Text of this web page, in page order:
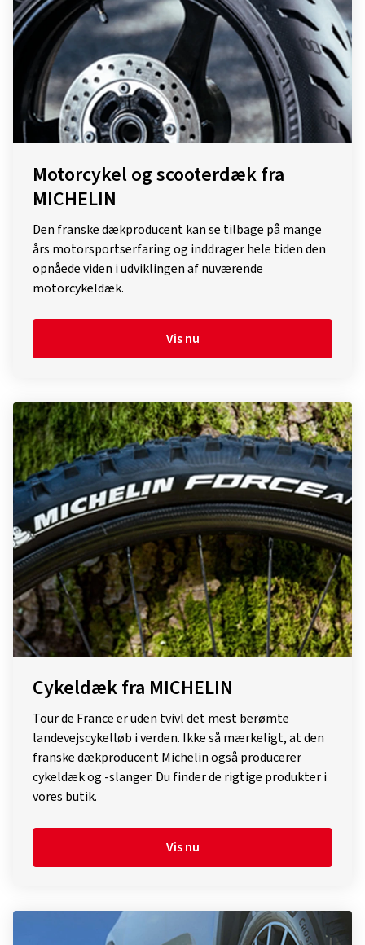
Motorcykel og scooterdæk fra
MICHELIN
Den franske dækproducent kan se tilbage på mange
års motorsportserfaring og inddrager hele tiden den
opnåede viden i udviklingen af ​​nuværende
motorcykeldæk.
Vis nu
Cykeldæk fra MICHELIN
Tour de France er uden tvivl det mest berømte
landevejscykelløb i verden. Ikke så mærkeligt, at den
franske dækproducent Michelin også producerer
cykeldæk og -slanger. Du finder de rigtige produkter i
vores butik.
Vis nu